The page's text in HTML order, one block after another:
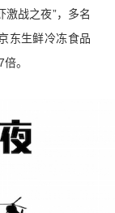
激战之夜”，多名
东生鲜冷冻食品
。